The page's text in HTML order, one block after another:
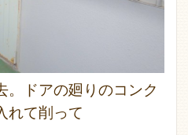
。ドアの廻りのコンク
れて削って